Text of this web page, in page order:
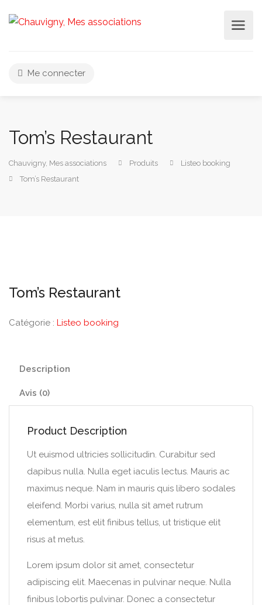
Me connecter
Tom’s Restaurant
Chauvigny, Mes associations Produits
Listeo booking
Tom’s Restaurant
Tom’s Restaurant
Catégorie : Listeo booking
Description
Avis (0)
Product Description
Ut euismod ultricies sollicitudin. Curabitur sed
dapibus nulla. Nulla eget iaculis lectus. Mauris ac
maximus neque. Nam in mauris quis libero sodales
eleifend. Morbi varius, nulla sit amet rutrum
elementum, est elit finibus tellus, ut tristique elit
risus at metus.
Lorem ipsum dolor sit amet, consectetur
adipiscing elit. Maecenas in pulvinar neque. Nulla
finibus lobortis pulvinar. Donec a consectetur